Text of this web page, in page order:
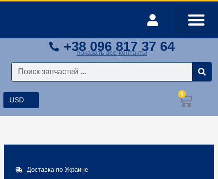
+38 096 817 37 64
показать все контакты
Поиск
0
Доставка по Украине